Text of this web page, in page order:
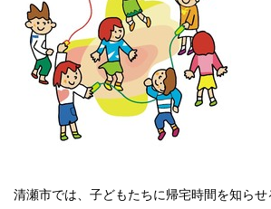
清瀬市では、子どもたちに帰宅時間を知ら